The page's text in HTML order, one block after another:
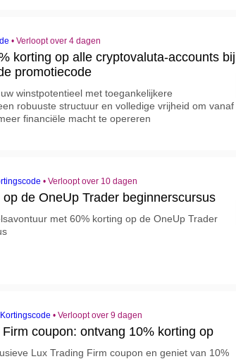
• Verloopt over 4 dagen
korting op alle cryptovaluta-accounts bij
promotiecode
uw winstpotentieel met toegankelijkere
robuuste structuur en volledige vrijheid om vanaf
financiële macht te opereren
• Verloopt over 10 dagen
op de OneUp Trader beginnerscursus
met 60% korting op de OneUp Trader
• Verloopt over 9 dagen
Firm coupon: ontvang 10% korting op
Lux Trading Firm coupon en geniet van 10%